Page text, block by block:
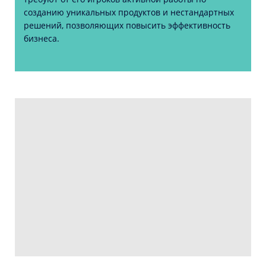
созданию уникальных продуктов и нестандартных
решений, позволяющих повысить эффективность
бизнеса.